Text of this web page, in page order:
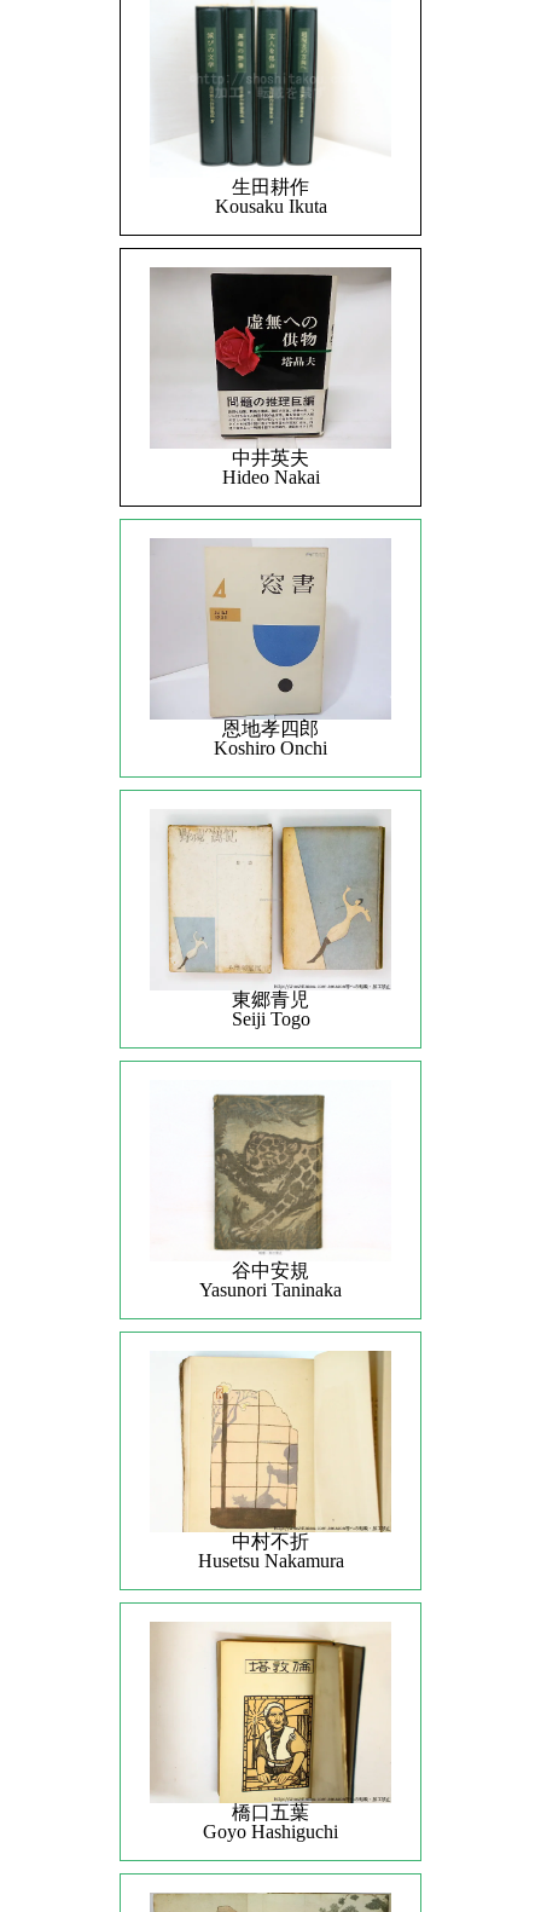
生田耕作
Kousaku Ikuta
中井英夫
Hideo Nakai
恩地孝四郎
Koshiro Onchi
東郷青児
Seiji Togo
谷中安規
Yasunori Taninaka
中村不折
Husetsu Nakamura
橋口五葉
Goyo Hashiguchi